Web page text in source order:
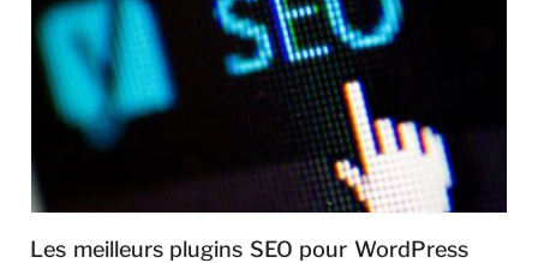
Les meilleurs plugins SEO pour WordPress